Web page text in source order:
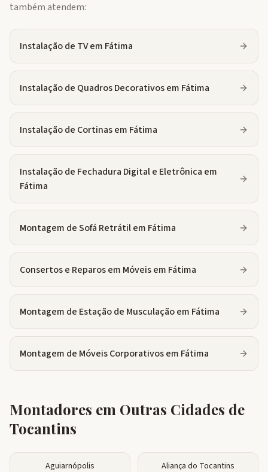
também atendem:
Instalação de TVem Fátima
Instalação de Quadros Decorativosem Fátima
Instalação de Cortinasem Fátima
Instalação de Fechadura Digital e Eletrônica em
Fátima
Montagem de Sofá Retrátilem Fátima
Consertos e Reparos em Móveisem Fátima
Montagem de Estação de Musculaçãoem Fátima
Montagem de Móveis Corporativosem Fátima
Montadores em Outras Cidades de
Tocantins
Aguiarnópolis Aliança do Tocantins